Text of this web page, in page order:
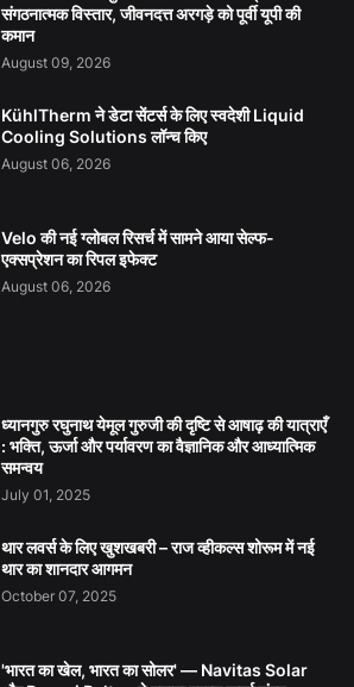
संगठनात्मक विस्तार, जीवनदत्त अरगड़े को पूर्वी यूपी की
कमान
August 09, 2026
KühlTherm ने डेटा सेंटर्स के लिए स्वदेशी Liquid
Cooling Solutions लॉन्च किए
August 06, 2026
Velo की नई ग्लोबल रिसर्च में सामने आया सेल्फ-
एक्सप्रेशन का रिपल इफेक्ट
August 06, 2026
ध्यानगुरु रघुनाथ येमूल गुरुजी की दृष्टि से आषाढ़ की यात्राएँ
: भक्ति, ऊर्जा और पर्यावरण का वैज्ञानिक और आध्यात्मिक
समन्वय
July 01, 2025
थार लवर्स के लिए खुशखबरी – राज व्हीकल्स शोरूम में नई
थार का शानदार आगमन
October 07, 2025
'भारत का खेल, भारत का सोलर' — Navitas Solar